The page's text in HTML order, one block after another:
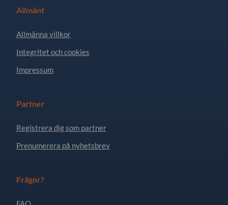
Allmänt
Allmänna villkor
Integritet och cookies
Impressum
Partner
Registrera dig som partner
Prenumerera på nyhetsbrev
Frågor?